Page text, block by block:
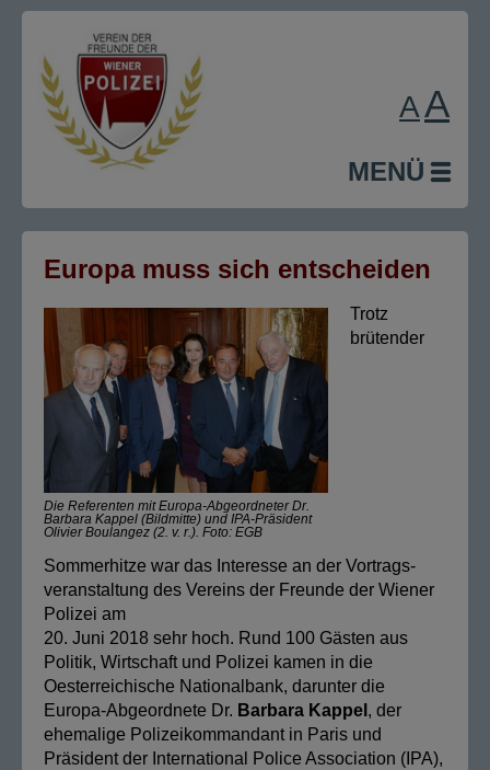
MENÜ
AA
Europa muss sich entscheiden
Die Referenten mit Europa-Abgeordneter Dr.
Barbara Kappel (Bildmitte) und IPA-Präsident
Olivier Boulangez (2. v. r.). Foto: EGB
Trotz
brütender
Sommerhitze war das Interesse an der Vortrags-
veranstaltung des Vereins der Freunde der Wiener
Polizei am
20. Juni 2018 sehr hoch. Rund 100 Gästen aus
Politik, Wirtschaft und Polizei kamen in die
Oesterreichische Nationalbank, darunter die
Europa-Abgeordnete Dr. Barbara Kappel , der
ehemalige Polizeikommandant in Paris und
Präsident der International Police Association (IPA),